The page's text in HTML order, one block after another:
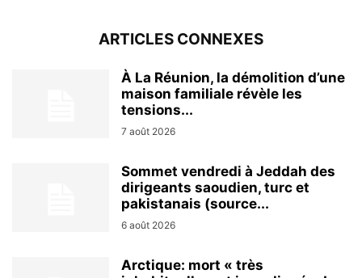
ARTICLES CONNEXES
À La Réunion, la démolition d’une
maison familiale révèle les
tensions...
7 août 2026
Sommet vendredi à Jeddah des
dirigeants saoudien, turc et
pakistanais (source...
6 août 2026
Arctique: mort « très